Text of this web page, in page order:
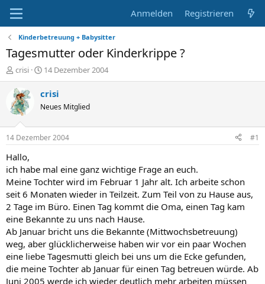
Anmelden Registrieren
Kinderbetreuung + Babysitter
Tagesmutter oder Kinderkrippe ?
E
r
s
t
e
e
r
crisi
E
r
s
e
t
14 Dezember 2004
crisi
Neues Mitglied
14 Dezember 2004 #1
Hallo,
ich habe mal eine ganz wichtige Frage an euch.
Meine Tochter wird im Februar 1 Jahr alt. Ich arbeite schon
seit 6 Monaten wieder in Teilzeit. Zum Teil von zu Hause aus,
2 Tage im Büro. Einen Tag kommt die Oma, einen Tag kam
eine Bekannte zu uns nach Hause.
Ab Januar bricht uns die Bekannte (Mittwochsbetreuung)
weg, aber glücklicherweise haben wir vor ein paar Wochen
eine liebe Tagesmutti gleich bei uns um die Ecke gefunden,
die meine Tochter ab Januar für einen Tag betreuen würde. Ab
Juni 2005 werde ich wieder deutlich mehr arbeiten müssen